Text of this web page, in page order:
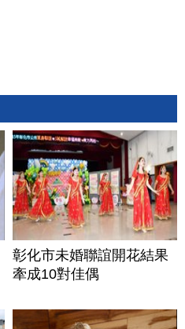
彰化市未婚聯誼開花結果
牽成10對佳偶